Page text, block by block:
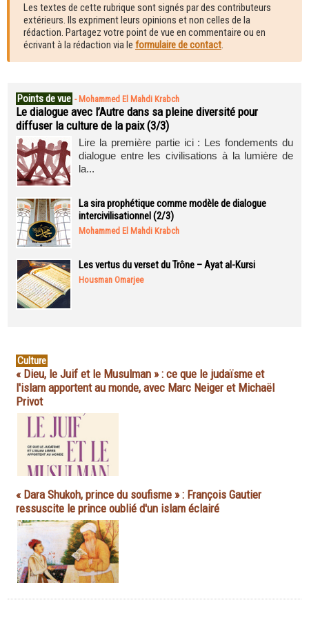
Les textes de cette rubrique sont signés par des contributeurs
extérieurs. Ils expriment leurs opinions et non celles de la
rédaction. Partagez votre point de vue en commentaire ou en
écrivant à la rédaction via le formulaire de contact.
Points de vue - Mohammed El Mahdi Krabch
Le dialogue avec l’Autre dans sa pleine diversité pour
diffuser la culture de la paix (3/3)
Lire la première partie ici : Les fondements du
dialogue entre les civilisations à la lumière de
la...
La sira prophétique comme modèle de dialogue
intercivilisationnel (2/3)
Mohammed El Mahdi Krabch
Les vertus du verset du Trône – Ayat al-Kursi
Housman Omarjee
Culture
« Dieu, le Juif et le Musulman » : ce que le judaïsme et
l'islam apportent au monde, avec Marc Neiger et Michaël
Privot
« Dara Shukoh, prince du soufisme » : François Gautier
ressuscite le prince oublié d'un islam éclairé